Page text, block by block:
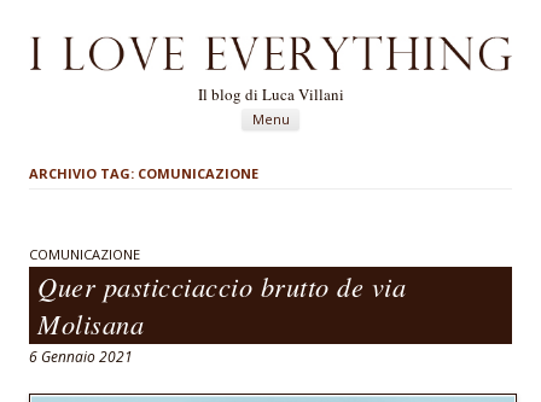
Il blog di Luca Villani
Menu
ARCHIVIO TAG: COMUNICAZIONE
COMUNICAZIONE
Quer pasticciaccio brutto de via
Molisana
6 Gennaio 2021